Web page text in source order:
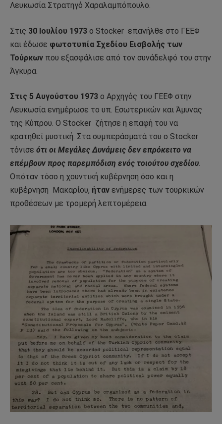
Λευκωσία Στρατηγό Χαραλαμπόπουλο.
Στις 30 Ιουλίου 1973 ο Stocker επανήλθε στο ΓΕΕΦ
και έδωσε φωτοτυπία Σχεδίου Εισβολής των
Τούρκων που εξασφάλισε από τον συνάδελφό του στην
Άγκυρα.
Στις 5 Αυγούστου 1973 ο Αρχηγός του ΓΕΕΦ στην
Λευκωσία ενημέρωσε το υπ. Εσωτερικών και Άμυνας
της Κύπρου. Ο Stocker ζήτησε η επαφή του να
κρατηθεί μυστική. Στα συμπεράσματά του ο Stocker
τόνισε ότι οι Μεγάλες Δυνάμεις δεν επρόκειτο να
επέμβουν προς παρεμπόδιση ενός τοιούτου σχεδίου.
Οπόταν τόσο η χουντική κυβέρνηση όσο και η
κυβέρνηση Μακαρίου, ήταν ενήμερες των τουρκικών
προθέσεων με τρομερή λεπτομέρεια.